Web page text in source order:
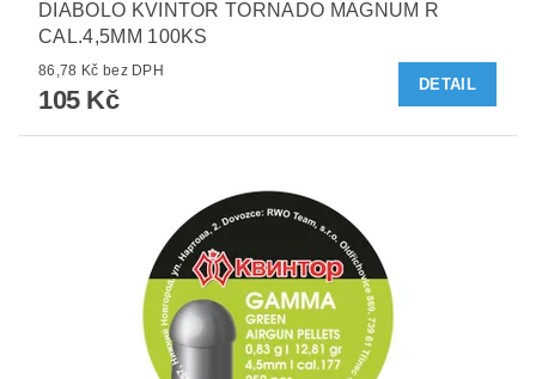
DIABOLO KVINTOR TORNADO MAGNUM R
CAL.4,5MM 100KS
86,78 Kč bez DPH
105 Kč
DETAIL